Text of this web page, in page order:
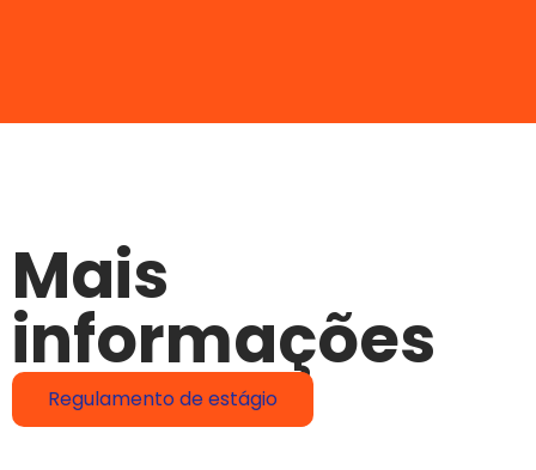
Mais
informações
Regulamento de estágio